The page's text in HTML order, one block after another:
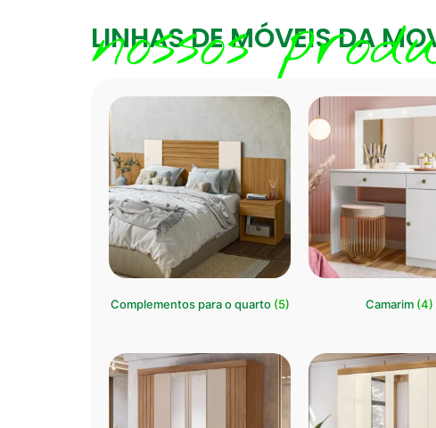
LINHAS DE MÓVEIS DA
nossos
Complementos para o quarto (5) Camarim (4)